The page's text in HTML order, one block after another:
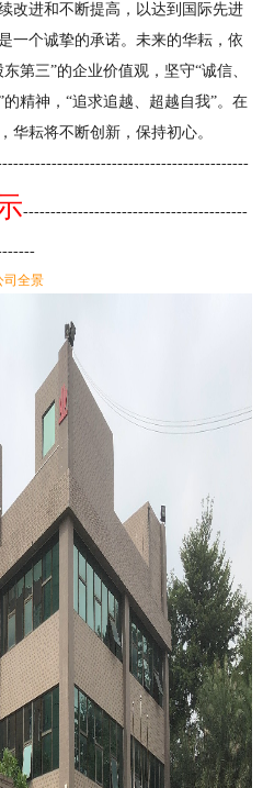
改进和不断提高，以达到国际先进
一个诚挚的承诺。未来的华耘，依
第三”的企业价值观，坚守“诚信、
精神，“追求追越、超越自我”。在
华耘将不断创新，保持初心。
-----------------------------------------
司全景